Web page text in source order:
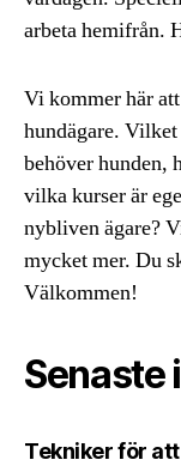
arbeta hemifrån.
Vi kommer här
hundägare.
behöver hunden,
vilka kurser är
nybliven ägare?
mycket mer. Du
Välkommen!
Senaste
Tekniker för